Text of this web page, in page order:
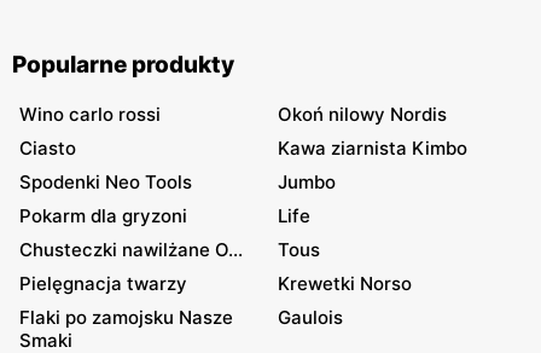
Popularne produkty
Wino carlo rossi
Okoń nilowy Nordis
Ciasto
Kawa ziarnista Kimbo
Spodenki Neo Tools
Jumbo
Pokarm dla gryzoni
Life
Chusteczki nawilżane O...
Tous
Pielęgnacja twarzy
Krewetki Norso
Flaki po zamojsku Nasze
Smaki
Gaulois